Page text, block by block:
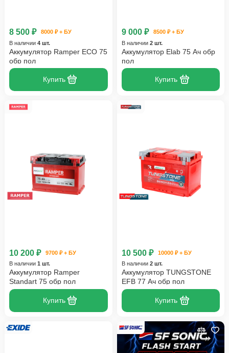
8 500 ₽
8000 ₽ + БУ
В наличии 4 шт.
Аккумулятор Ramper ECO 75
обр пол
Купить
9 000 ₽
8500 ₽ + БУ
В наличии 2 шт.
Аккумулятор Elab 75 Ач обр
пол
Купить
10 200 ₽
9700 ₽ + БУ
В наличии 1 шт.
Аккумулятор Ramper
Standart 75 обр пол
Купить
10 500 ₽
10000 ₽ + БУ
В наличии 2 шт.
Аккумулятор TUNGSTONE
EFB 77 Ач обр пол
Купить